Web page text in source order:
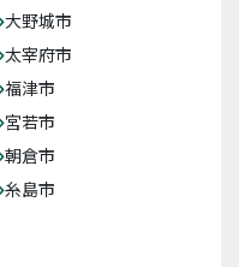
大野城市
太宰府市
福津市
宮若市
朝倉市
糸島市